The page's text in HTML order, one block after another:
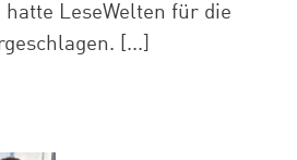
hatte LeseWelten für die
[...]